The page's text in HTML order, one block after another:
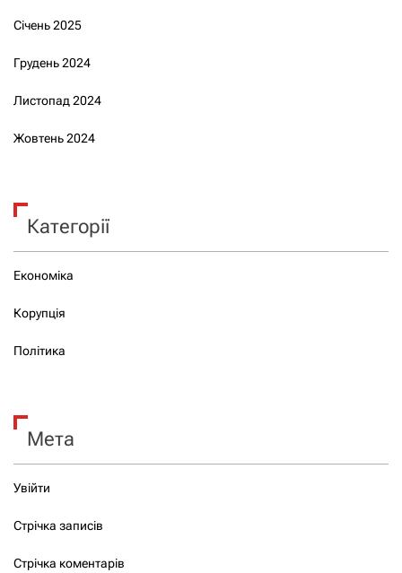
Січень 2025
Грудень 2024
Листопад 2024
Жовтень 2024
Категорії
Економіка
Корупція
Політика
Мета
Увійти
Стрічка записів
Стрічка коментарів